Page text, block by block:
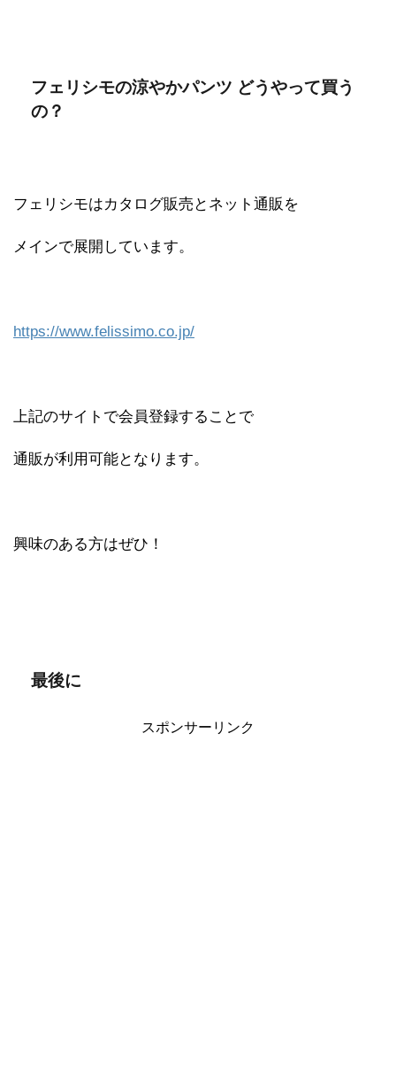
フェリシモの涼やかパンツ どうやって買う
の？
フェリシモはカタログ販売とネット通販を
メインで展開しています。
https://www.felissimo.co.jp/
上記のサイトで会員登録することで
通販が利用可能となります。
興味のある方はぜひ！
最後に
スポンサーリンク